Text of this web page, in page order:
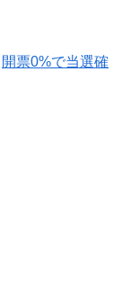
開票0%で当選確